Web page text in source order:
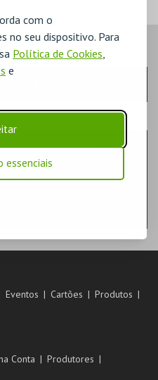
com o
no seu dispositivo. Para
Política de Cookies,
e
essenciais
desejados
ENROLA NA AREIA
DE OVAR
Eventos Cartões
Produtos
Conta
Produtores